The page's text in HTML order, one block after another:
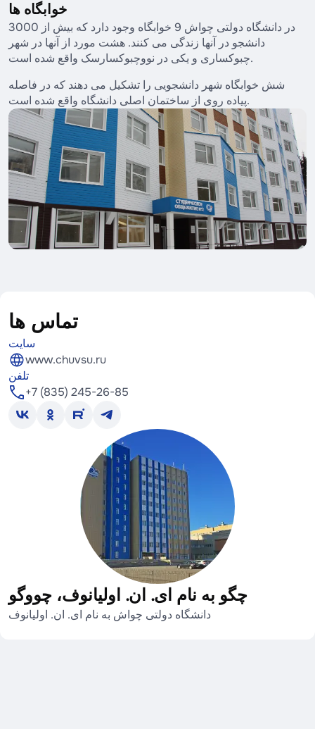
خوابگاه ها
در دانشگاه دولتی چواش 9 خوابگاه وجود دارد که بیش از 3000
دانشجو در آنها زندگی می کنند. هشت مورد از آنها در شهر
چبوکساری و یکی در نووچبوکسارسک واقع شده است.
شش خوابگاه شهر دانشجویی را تشکیل می دهند که در فاصله
پیاده روی از ساختمان اصلی دانشگاه واقع شده است.
تماس ها
سایت
www.chuvsu.ru
تلفن
+7 (835) 245-26-85
چگو به نام ای. ان. اولیانوف، چووگو
دانشگاه دولتی چواش به نام ای. ان. اولیانوف